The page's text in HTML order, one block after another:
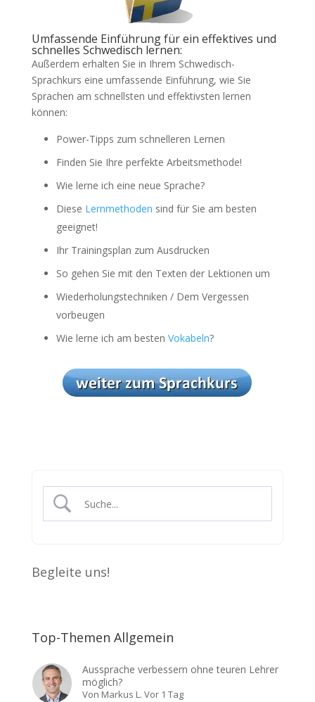
Umfassende Einführung für ein effektives und
schnelles Schwedisch lernen:
Außerdem erhalten Sie in Ihrem Schwedisch-
Sprachkurs eine umfassende Einführung, wie Sie
Sprachen am schnellsten und effektivsten lernen
können:
Power-Tipps zum schnelleren Lernen
Finden Sie Ihre perfekte Arbeitsmethode!
Wie lerne ich eine neue Sprache?
Diese Lernmethoden sind für Sie am besten
geeignet!
Ihr Trainingsplan zum Ausdrucken
So gehen Sie mit den Texten der Lektionen um
Wiederholungstechniken / Dem Vergessen
vorbeugen
Wie lerne ich am besten Vokabeln?
Begleite uns!
Top-Themen Allgemein
Aussprache verbessern ohne teuren Lehrer
möglich?
Von Markus L. Vor 1 Tag